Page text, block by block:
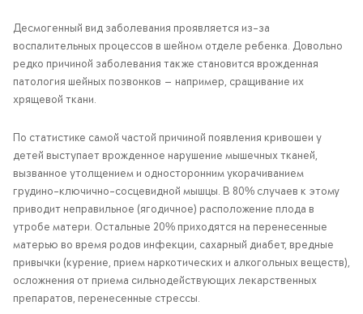
Десмогенный вид заболевания проявляется из-за
воспалительных процессов в шейном отделе ребенка. Довольно
редко причиной заболевания также становится врожденная
патология шейных позвонков — например, сращивание их
хрящевой ткани.
По статистике самой частой причиной появления кривошеи у
детей выступает врожденное нарушение мышечных тканей,
вызванное утолщением и односторонним укорачиванием
грудино-ключично-сосцевидной мышцы. В 80% случаев к этому
приводит неправильное (ягодичное) расположение плода в
утробе матери. Остальные 20% приходятся на перенесенные
матерью во время родов инфекции, сахарный диабет, вредные
привычки (курение, прием наркотических и алкогольных веществ),
осложнения от приема сильнодействующих лекарственных
препаратов, перенесенные стрессы.